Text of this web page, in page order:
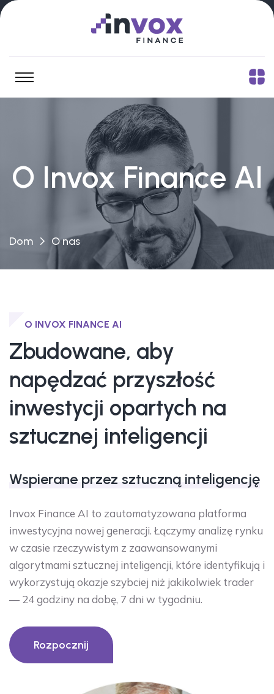
O Invox Finance AI
Dom O nas
O INVOX FINANCE AI
Zbudowane, aby
napędzać przyszłość
inwestycji opartych na
sztucznej inteligencji
Wspierane przez sztuczną inteligencję
Invox Finance AI to zautomatyzowana platforma
inwestycyjna nowej generacji. Łączymy analizę rynku
w czasie rzeczywistym z zaawansowanymi
algorytmami sztucznej inteligencji, które identyfikują i
wykorzystują okazje szybciej niż jakikolwiek trader
— 24 godziny na dobę, 7 dni w tygodniu.
Rozpocznij